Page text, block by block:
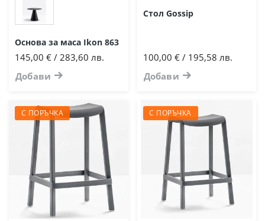
Основа за маса Ikon 863
145,00 € / 283,60 лв.
Добави
Стол Gossip
100,00 € / 195,58 лв.
Добави
С ПОРЪЧКА С ПОРЪЧКА